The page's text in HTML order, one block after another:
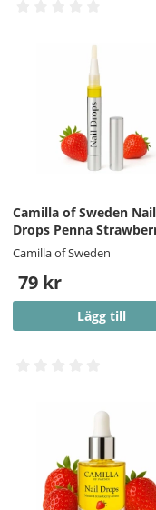
Camilla of Sweden Nail
Drops Penna
Camilla of Sweden
79 kr
Lägg till